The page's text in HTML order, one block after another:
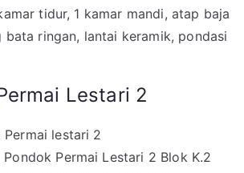
tidur, 1 kamar mandi, atap baja
bata ringan, lantai keramik, pondasi
Lestari 2
Permai lestari 2
Pondok Permai Lestari 2 Blok K.2